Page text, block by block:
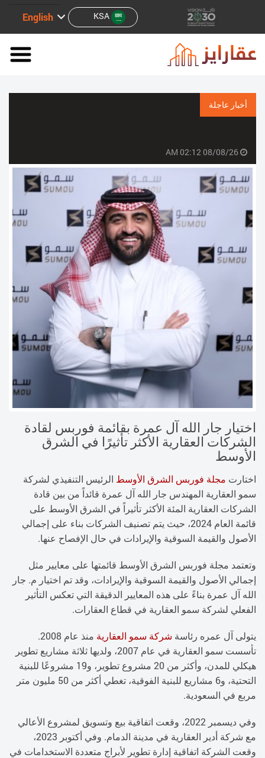
KSA
English
أخبار عاجلة
اختيار جار الله آل عمرة بقائمة فوربس لقادة
الشركات العقارية الأكثر تأثيرًا في الشرق
الأوسط
اختارت مجلة فوربس الشرق الأوسط الرئيس التنفيذي لشركة
سمو العقارية المهندس جار الله آل عمرة قائداً من بين قادة
الشركات العقارية المئة الأكثر تأثيراً في الشرق الأوسط على
قائمة العام 2024، حيث يتم تصنيف الشركات بناء على إجمالي
الأصول والقيمة السوقية والإيرادات في حال الإفصاح عنها.
وتعتمد مجلة فوربس الشرق الأوسط قائمتها على معايير مثل
إجمالي الأصول والقيمة السوقية والإيرادات، وقد تم اختيار م. جار
الله آل عمرة بناءً على هذه المعايير الدقيقة التي تعكس التأثير
الفعلي لشركة سمو العقارية في قطاع العقارات.
يتولى آل عمره رئاسة شركة سمو العقارية
منذ عام 2008.
تأسست سمو العقارية في عام 2007، ولديها ثلاثة مشاريع تطوير
هيكلي للمدن، وأكثر من 20 مشروع تطوير، و19 مشروعًا للبنية
التحتية، و6 مشاريع للبنية الفوقية، تغطي أكثر من 50 مليون متر
مربع في السعودية.
وفي ديسمبر 2022، وقعت اتفاقية بيع وتسويق لمشروع الأعالي
مع شركة أدير العقارية في مدينة الدمام. وفي أكتوبر 2023،
وقعت الشركة اتفاقية إدارة تطوير لأبراج متعددة الاستخدامات في